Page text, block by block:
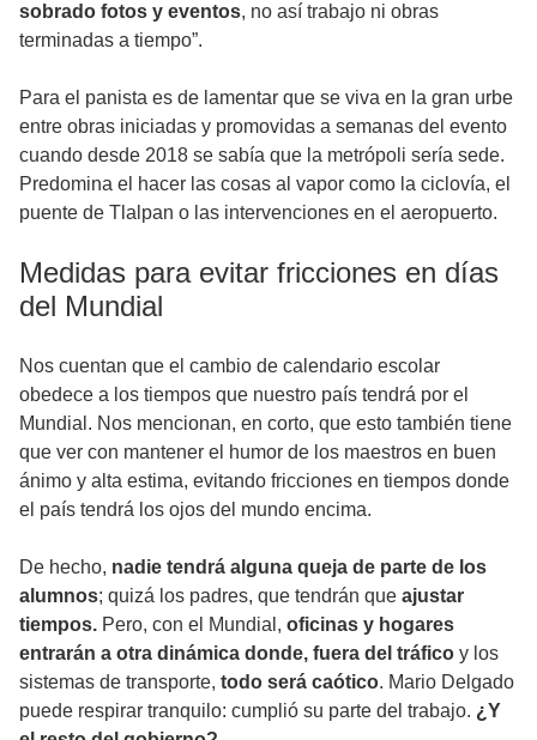
sobrado fotos y eventos, no así trabajo ni obras
terminadas a tiempo”.
Para el panista es de lamentar que se viva en la gran urbe
entre obras iniciadas y promovidas a semanas del evento
cuando desde 2018 se sabía que la metrópoli sería sede.
Predomina el hacer las cosas al vapor como la ciclovía, el
puente de Tlalpan o las intervenciones en el aeropuerto.
Medidas para evitar fricciones en días
del Mundial
Nos cuentan que el cambio de calendario escolar
obedece a los tiempos que nuestro país tendrá por el
Mundial. Nos mencionan, en corto, que esto también tiene
que ver con mantener el humor de los maestros en buen
ánimo y alta estima, evitando fricciones en tiempos donde
el país tendrá los ojos del mundo encima.
De hecho, nadie tendrá alguna queja de parte de los
alumnos; quizá los padres, que tendrán que ajustar
tiempos. Pero, con el Mundial, oficinas y hogares
entrarán a otra dinámica donde, fuera del tráfico y los
sistemas de transporte, todo será caótico. Mario Delgado
puede respirar tranquilo: cumplió su parte del trabajo. ¿Y